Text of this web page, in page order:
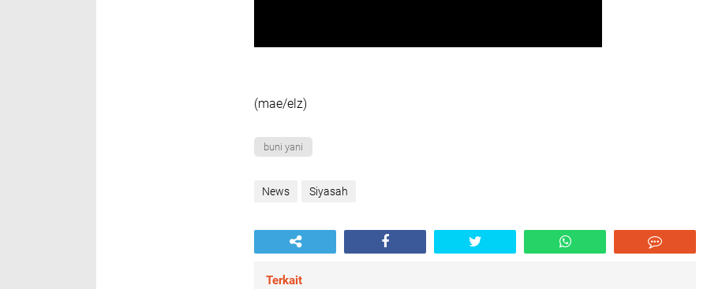
(mae/elz)
buni yani
News Siyasah
Terkait